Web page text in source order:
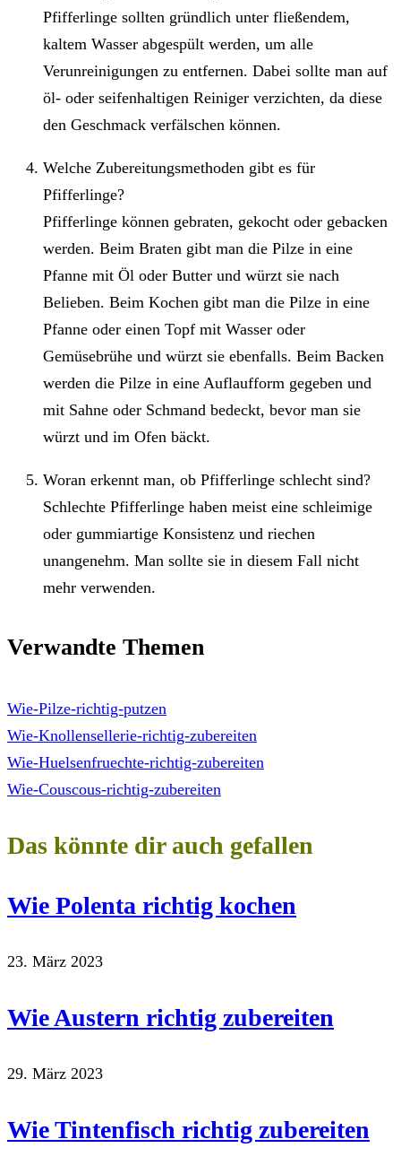
Pfifferlinge sollten gründlich unter fließendem,
kaltem Wasser abgespült werden, um alle
Verunreinigungen zu entfernen. Dabei sollte man auf
öl- oder seifenhaltigen Reiniger verzichten, da diese
den Geschmack verfälschen können.
Welche Zubereitungsmethoden gibt es für
Pfifferlinge?
Pfifferlinge können gebraten, gekocht oder gebacken
werden. Beim Braten gibt man die Pilze in eine
Pfanne mit Öl oder Butter und würzt sie nach
Belieben. Beim Kochen gibt man die Pilze in eine
Pfanne oder einen Topf mit Wasser oder
Gemüsebrühe und würzt sie ebenfalls. Beim Backen
werden die Pilze in eine Auflaufform gegeben und
mit Sahne oder Schmand bedeckt, bevor man sie
würzt und im Ofen bäckt.
Woran erkennt man, ob Pfifferlinge schlecht sind?
Schlechte Pfifferlinge haben meist eine schleimige
oder gummiartige Konsistenz und riechen
unangenehm. Man sollte sie in diesem Fall nicht
mehr verwenden.
Verwandte Themen
Wie-Pilze-richtig-putzen
Wie-Knollensellerie-richtig-zubereiten
Wie-Huelsenfruechte-richtig-zubereiten
Wie-Couscous-richtig-zubereiten
Das könnte dir auch gefallen
Wie Polenta richtig kochen
23. März 2023
Wie Austern richtig zubereiten
29. März 2023
Wie Tintenfisch richtig zubereiten